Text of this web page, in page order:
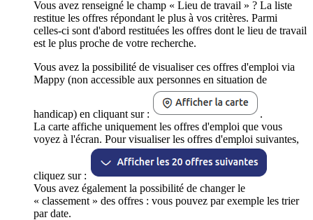
Vous avez renseigné le champ « Lieu de travail » ? La liste
restitue les offres répondant le plus à vos critères. Parmi
celles-ci sont d'abord restituées les offres dont le lieu de travail
est le plus proche de votre recherche.
Vous avez la possibilité de visualiser ces offres d'emploi via
Mappy (non accessible aux personnes en situation de
handicap) en cliquant sur :
.
La carte affiche uniquement les offres d'emploi que vous
voyez à l'écran. Pour visualiser les offres d'emploi suivantes,
cliquez sur :
Vous avez également la possibilité de changer le
« classement » des offres : vous pouvez par exemple les trier
par date.